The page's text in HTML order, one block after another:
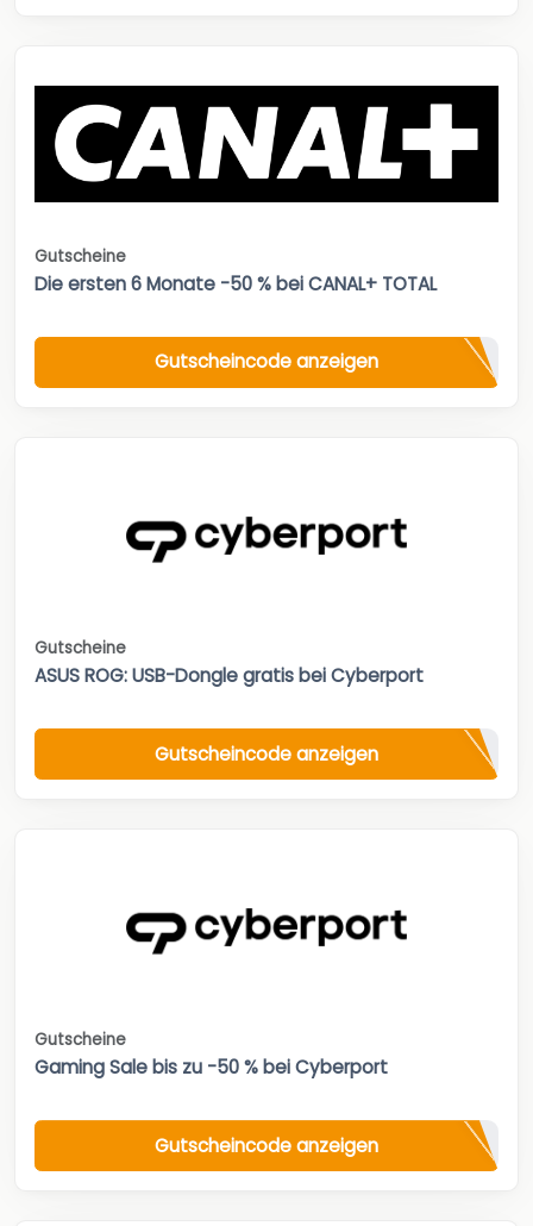
Gutscheine
Die ersten 6 Monate -50 % bei CANAL+ TOTAL
Gutscheincode anzeigen
Gutscheine
ASUS ROG: USB-Dongle gratis bei Cyberport
Gutscheincode anzeigen
Gutscheine
Gaming Sale bis zu -50 % bei Cyberport
Gutscheincode anzeigen